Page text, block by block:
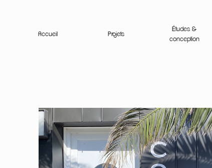
Accueil Projets
Études &
conception